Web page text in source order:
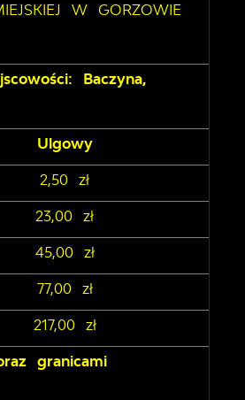
W GORZOWIE
Baczyna,
Ulgowy
2,50 zł
23,00 zł
45,00 zł
77,00 zł
217,00 zł
granicami